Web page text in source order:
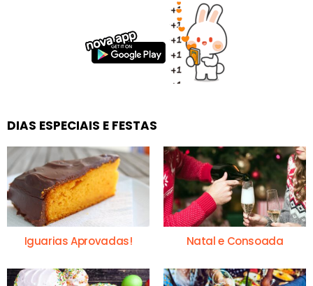
DIAS ESPECIAIS E FESTAS
Iguarias Aprovadas! Natal e Consoada